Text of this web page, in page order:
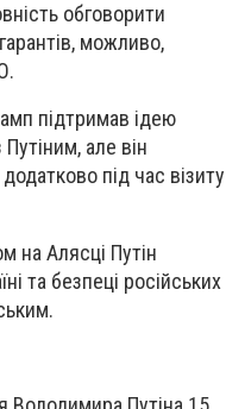
обговорити
можливо,
підтримав ідею
але він
під час візиту
на Алясці Путін
та безпеці російських